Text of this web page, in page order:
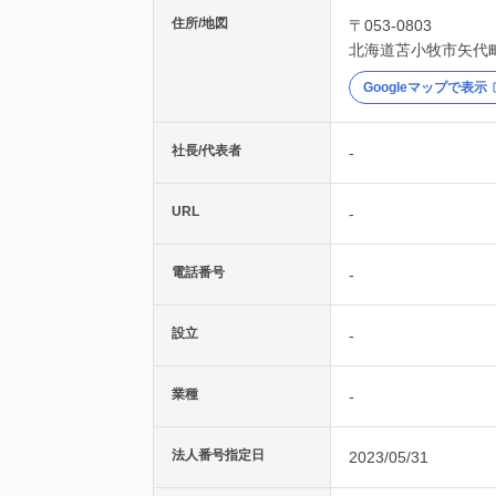
住所/地図
〒053-0803
北海道苫小牧市矢代
Googleマップで表示
社長/代表者 -
URL -
電話番号 -
設立 -
業種 -
法人番号指定日 2023/05/31